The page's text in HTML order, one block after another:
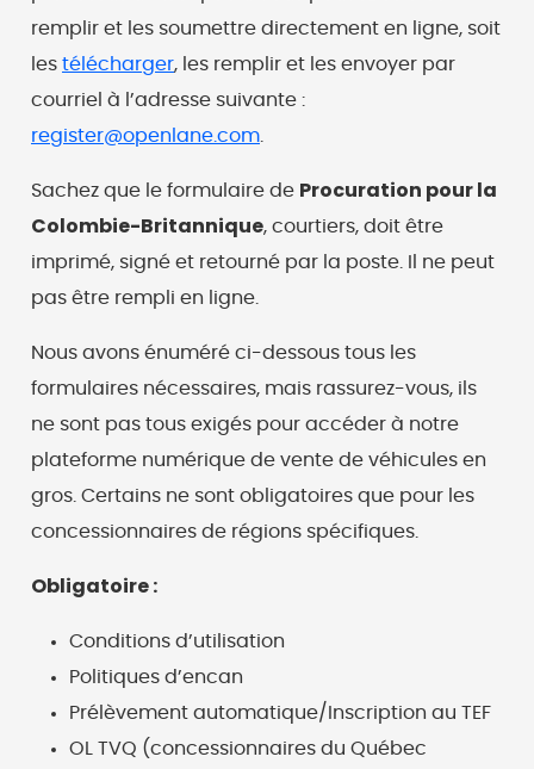
remplir et les soumettre directement en ligne, soit
les télécharger, les remplir et les envoyer par
courriel à l’adresse suivante :
register@openlane.com
Sachez que le formulaire de Procuration pour la
Colombie-Britannique, courtiers, doit être
imprimé, signé et retourné par la poste. Il ne peut
pas être rempli en ligne.
Nous avons énuméré ci-dessous tous les
formulaires nécessaires, mais rassurez-vous, ils
ne sont pas tous exigés pour accéder à notre
plateforme numérique de vente de véhicules en
gros. Certains ne sont obligatoires que pour les
concessionnaires de régions spécifiques.
Obligatoire :
Conditions d’utilisation
Politiques d’encan
Prélèvement automatique/Inscription au TEF
OL TVQ (concessionnaires du Québec